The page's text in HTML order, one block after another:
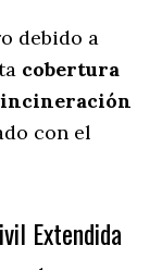
debido a
cobertura
incineración
con el
Extendida